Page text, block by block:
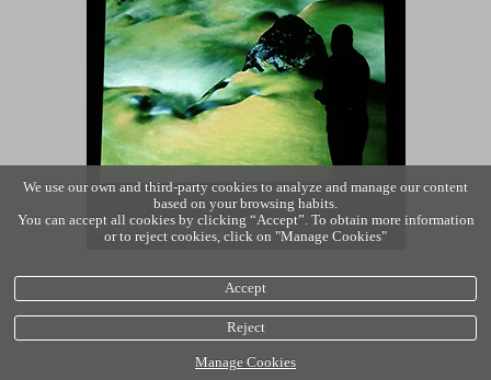
We use our own and third-party cookies to analyze and manage our content
based on your browsing habits.
You can accept all cookies by clicking “Accept”. To obtain more information
or to reject cookies, click on "Manage Cookies"
Accept
Reject
Manage Cookies